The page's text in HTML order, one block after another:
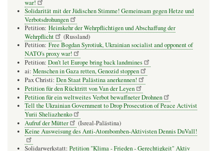
war!
Solidarität mit der Jüdischen Stimme! Gemeinsam gegen Hetze und
Verbotsdrohungen
Petition: Heimkehr der Wehrpflichtigen und Abschaffung der
Wehrpflicht
(Russland)
Petition: Free Bogdan Syrotiuk, Ukrainian socialist and opponent of
NATO's proxy war!
Petition: Don’t let Europe bring back landmines
ai: Menschen in Gaza retten, Genozid stoppen
Pax Christi: Den Staat Palästina anerkennen!
Petition für den Rücktritt von Van der Leyen
Petition für ein weltweites Verbot bewaffneter Drohnen
Tell the Ukrainian Government to Drop Prosecution of Peace Activist
Yurii Sheliazhenko
Aufruf der Mütter
(Isreal-Palästina)
Keine Ausweisung des Anti-Atombomben-Aktivisten Dennis DuVall!
Solidarwerkstatt: Petition "Klima - Frieden - Gerechtigkeit" Aktiv